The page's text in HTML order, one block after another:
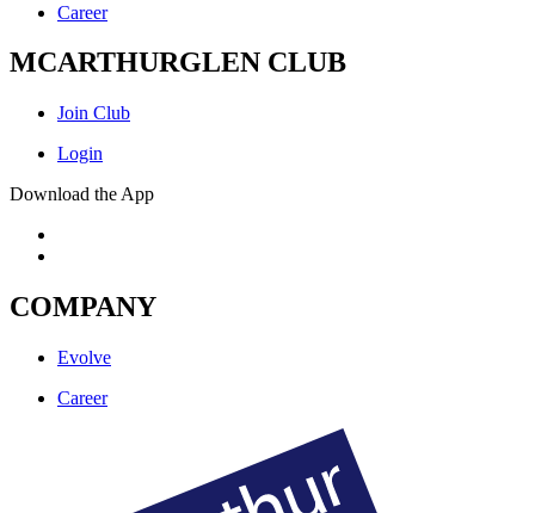
Career
MCARTHURGLEN CLUB
Join Club
Login
Download the App
COMPANY
Evolve
Career